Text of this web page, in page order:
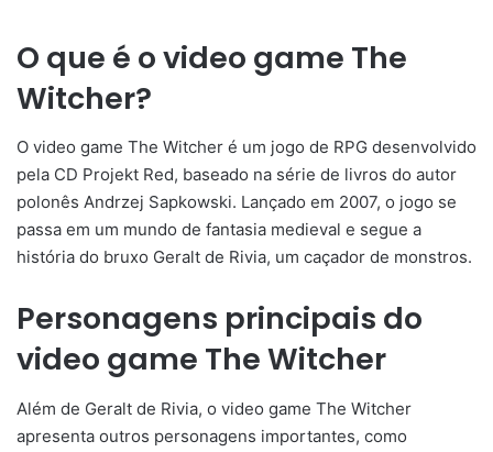
O que é o video game The
Witcher?
O video game The Witcher é um jogo de RPG desenvolvido
pela CD Projekt Red, baseado na série de livros do autor
polonês Andrzej Sapkowski. Lançado em 2007, o jogo se
passa em um mundo de fantasia medieval e segue a
história do bruxo Geralt de Rivia, um caçador de monstros.
Personagens principais do
video game The Witcher
Além de Geralt de Rivia, o video game The Witcher
apresenta outros personagens importantes, como